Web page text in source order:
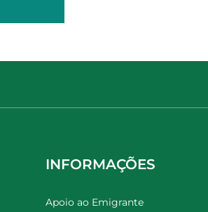
INFORMAÇÕES
Apoio ao Emigrante